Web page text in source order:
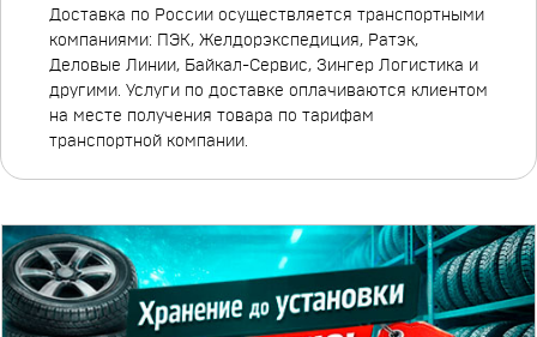
Доставка по России осуществляется транспортными
компаниями: ПЭК, Желдорэкспедиция, Ратэк,
Деловые Линии, Байкал-Сервис, Зингер Логистика и
другими. Услуги по доставке оплачиваются клиентом
на месте получения товара по тарифам
транспортной компании.